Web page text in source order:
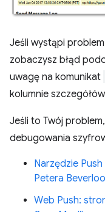
Jeśli wystąpi
zobaczysz błąd
uwagę na komunikat
kolumnie
Jeśli to Twój
debugowania
Narzędzie
Petera Beverloo
Web Push: